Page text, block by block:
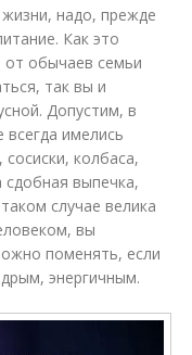
надо, прежде
Как это
от обычаев семьи
так вы и
Допустим, в
всегда имелись
колбаса,
выпечка,
случае велика
вы
поменять, если
энергичным.